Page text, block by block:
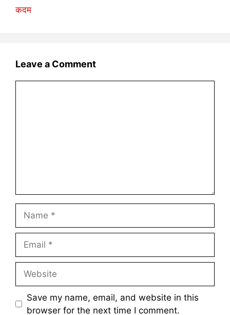
कदम
Leave a Comment
Save my name, email, and website in this
browser for the next time I comment.